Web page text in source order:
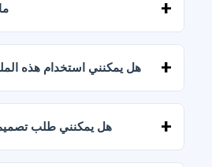
الباقات أيضًا ملفات AI أو PDF.
هل يمكنني استخدام هذه
هل يمكنني طلب